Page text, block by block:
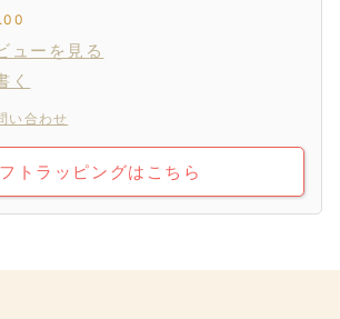
ューを見る
く
い合わせ
トラッピングはこちら